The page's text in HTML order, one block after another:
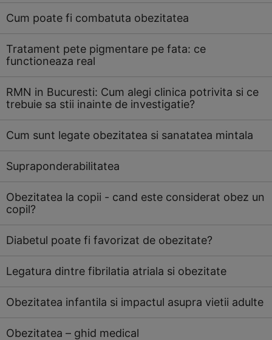
Cum poate fi combatuta obezitatea
Tratament pete pigmentare pe fata: ce
functioneaza real
RMN in Bucuresti: Cum alegi clinica potrivita si ce
trebuie sa stii inainte de investigatie?
Cum sunt legate obezitatea si sanatatea mintala
Supraponderabilitatea
Obezitatea la copii - cand este considerat obez un
copil?
Diabetul poate fi favorizat de obezitate?
Legatura dintre fibrilatia atriala si obezitate
Obezitatea infantila si impactul asupra vietii adulte
Obezitatea – ghid medical